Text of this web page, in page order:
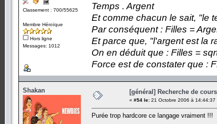
Classement : 700/55625
Membre Héroïque
Hors ligne
Messages: 1012
Temps . Argent
Et comme chacun le sait, "le
Par conséquent : Filles =
Et parce que, "l'argent est la
On en déduit que : Filles =
Force est de constater que :
Shakan [général] Recherche de
« #54 le: 21 Octobre 2006 à 14:44:37
Purée trop hardcore ce langage vraiment !!!